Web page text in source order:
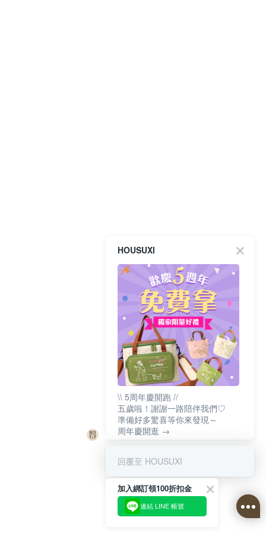
HOUSUXI
\\ 5周年慶開跑 //
五歲啦！謝謝一路陪伴我們♡
準備好多驚喜等你來發現～
周年慶開逛 →
回覆至 HOUSUXI
加入綁訂領100折扣金
連結 LINE 帳號